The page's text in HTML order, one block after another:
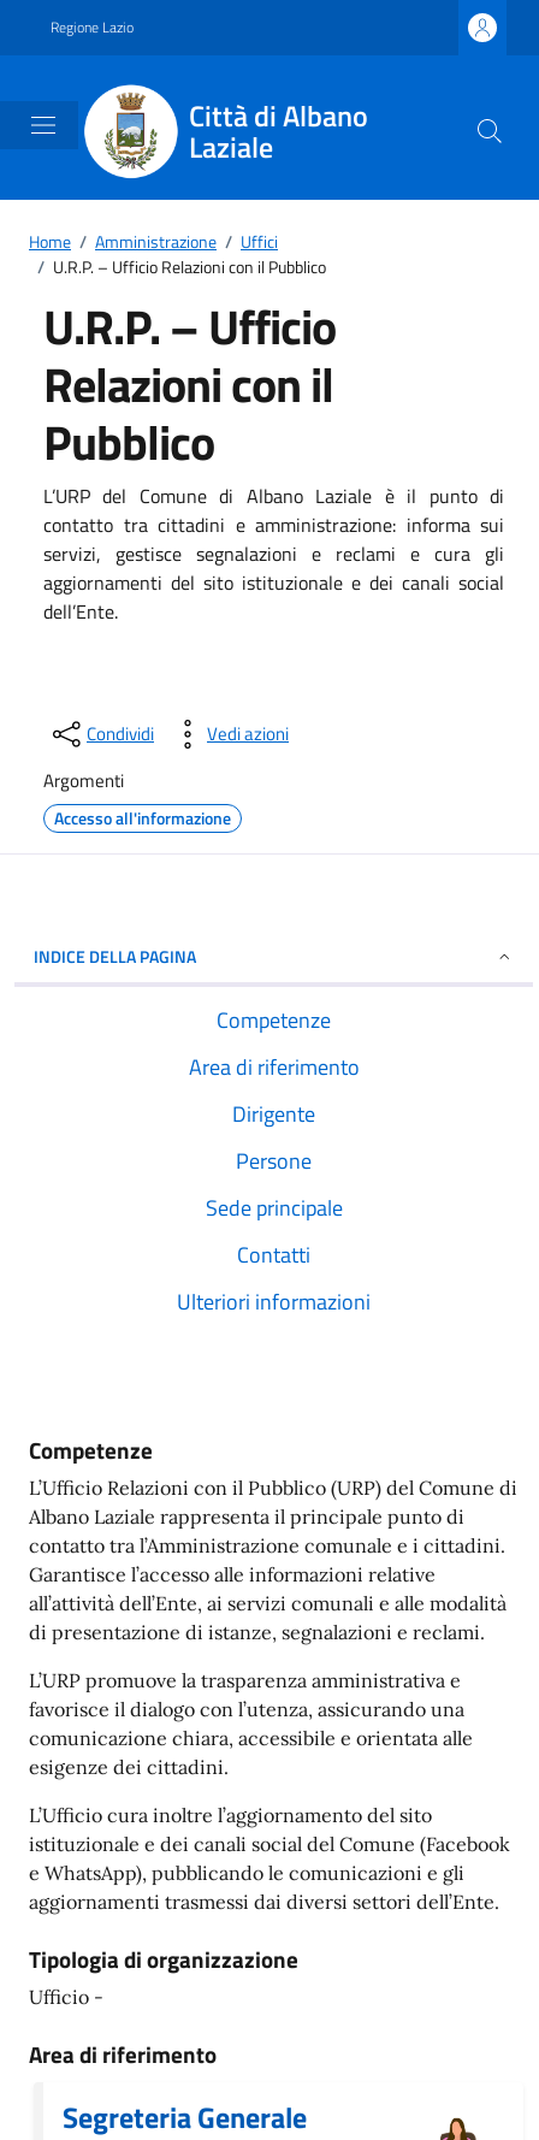
Regione Lazio
Città di Albano
Laziale
Home / Amministrazione / Uffici
/ U.R.P. – Ufficio Relazioni con il Pubblico
U.R.P. – Ufficio
Relazioni con il
Pubblico
L’URP del Comune di Albano Laziale è il punto di
contatto tra cittadini e amministrazione: informa sui
servizi, gestisce segnalazioni e reclami e cura gli
aggiornamenti del sito istituzionale e dei canali social
dell’Ente.
Condividi
Vedi azioni
Argomenti
Accesso all'informazione
INDICE DELLA PAGINA
Competenze
Area di riferimento
Dirigente
Persone
Sede principale
Contatti
Ulteriori informazioni
Competenze
L’Ufficio Relazioni con il Pubblico (URP) del Comune di
Albano Laziale rappresenta il principale punto di
contatto tra l’Amministrazione comunale e i cittadini.
Garantisce l’accesso alle informazioni relative
all’attività dell’Ente, ai servizi comunali e alle modalità
di presentazione di istanze, segnalazioni e reclami.
L’URP promuove la trasparenza amministrativa e
favorisce il dialogo con l’utenza, assicurando una
comunicazione chiara, accessibile e orientata alle
esigenze dei cittadini.
L’Ufficio cura inoltre l’aggiornamento del sito
istituzionale e dei canali social del Comune (Facebook
e WhatsApp), pubblicando le comunicazioni e gli
aggiornamenti trasmessi dai diversi settori dell’Ente.
Tipologia di organizzazione
Ufficio -
Area di riferimento
Segreteria Generale